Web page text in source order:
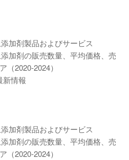
加剤製品およびサービス
加剤の販売数量、平均価格、売
（2020-2024）
新情報
加剤製品およびサービス
加剤の販売数量、平均価格、売
（2020-2024）